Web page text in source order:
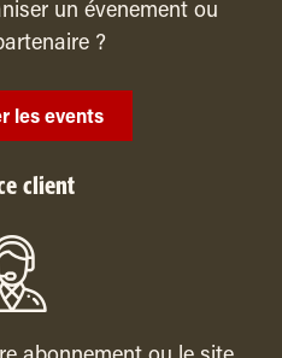
un évenement ou
?
les events
client